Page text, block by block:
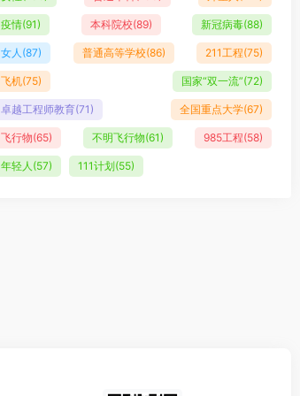
疫情(91) 本科院校(89) 新冠病毒(88)
女人 (87) 普通高等学校(86) 211工程(75)
飞机(75) 国家“双一流”(72)
卓越工程师教育(71) 全国重点大学(67)
飞行物(65) 不明飞行物(61) 985工程(58)
年轻人 (57) 111计划(55)